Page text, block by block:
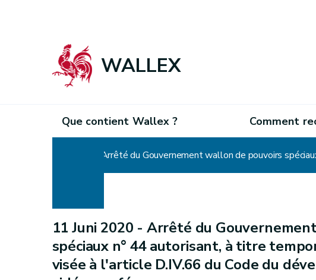
WALLEX
Que contient Wallex ? Comment
11 Juni 2020 - Arrêté du
spéciaux n° 44 autorisant, à titre
visée à l'article D.IV.66 du Code du